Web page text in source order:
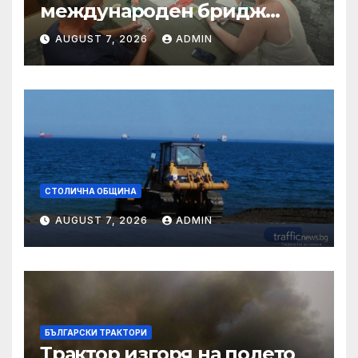
международен бридж
фестивал „Варна“
AUGUST 7, 2026 ADMIN
СТОЛИЧНА ОБЩИНА
AUGUST 7, 2026 ADMIN
БЪЛГАРСКИ ТРАКТОРИ